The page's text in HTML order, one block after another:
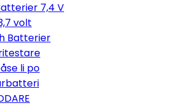
7,4 V
volt
Batterier
li po